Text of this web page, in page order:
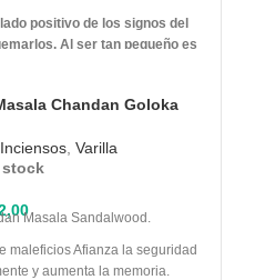
positivo de los signos del
Al ser tan pequeño es
Chandan Goloka
Inciensos, Varilla
stock
Masala Sandalwood.
maleficios Afianza la seguridad
y aumenta la memoria.